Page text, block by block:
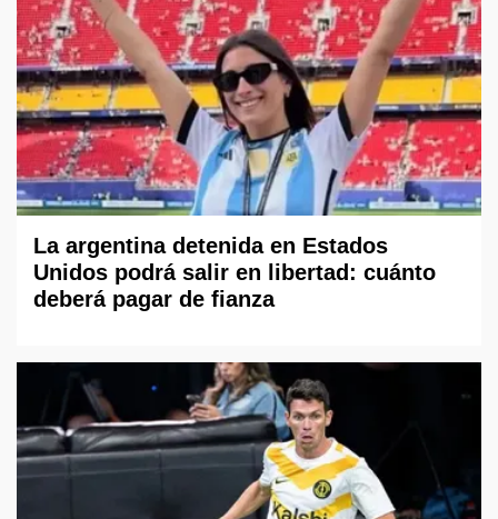
La argentina detenida en Estados
Unidos podrá salir en libertad: cuánto
deberá pagar de fianza